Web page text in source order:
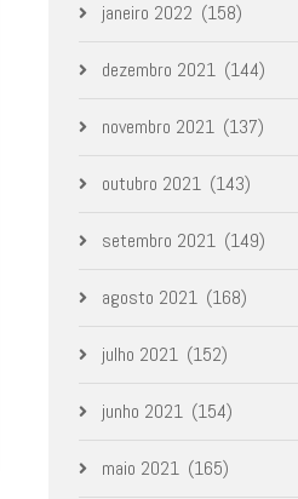
janeiro 2022 (158)
dezembro 2021 (144)
novembro 2021 (137)
outubro 2021 (143)
setembro 2021 (149)
agosto 2021 (168)
julho 2021 (152)
junho 2021 (154)
maio 2021 (165)